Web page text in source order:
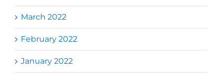
March 2022
February 2022
January 2022